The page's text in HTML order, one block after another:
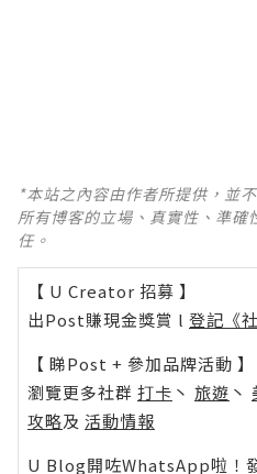
*本站之內容由作者所提供，並
所有博客的立場、真實性、準確
任。
【 U Creator 招募 】
出Post賺現金獎賞 l 登記《
【 睇Post + 參加品牌活動 】
瀏覽更多社群 打卡 丶 旅遊 丶
攻略及 活動情報
U Blog開咗WhatsApp啦！